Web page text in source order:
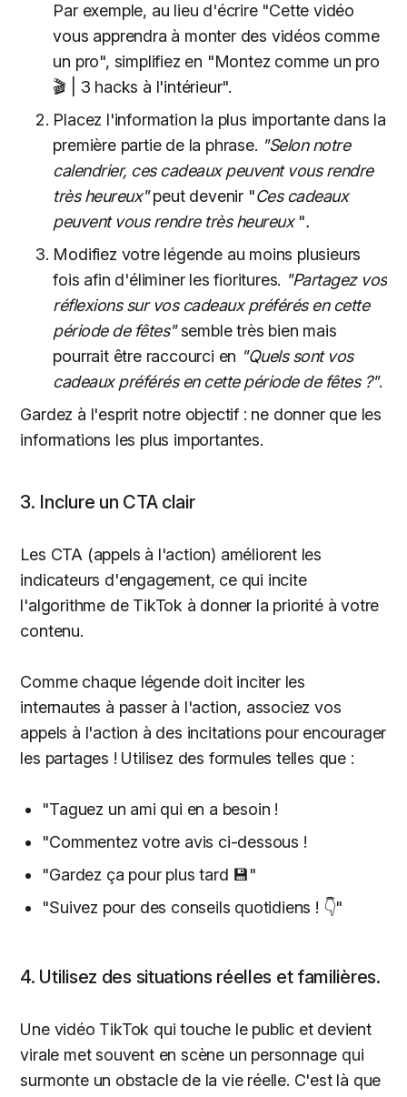
Par exemple, au lieu d'écrire "Cette vidéo
vous apprendra à monter des vidéos comme
un pro", simplifiez en "Montez comme un pro
🎬 | 3 hacks à l'intérieur".
Placez l'information la plus importante dans la
première partie de la phrase. "Selon notre
calendrier, ces cadeaux peuvent vous rendre
très heureux"peut devenir "Ces cadeaux
peuvent vous rendre très heureux".
Modifiez votre légende au moins plusieurs
fois afin d'éliminer les fioritures. "Partagez vos
réflexions sur vos cadeaux préférés en cette
période de fêtes"semble très bien mais
pourrait être raccourci en "Quels sont vos
cadeaux préférés en cette période de fêtes ?".
Gardez à l'esprit notre objectif : ne donner que les
informations les plus importantes.
3. Inclure un CTA clair
Les CTA (appels à l'action) améliorent les
indicateurs d'engagement, ce qui incite
l'algorithme de TikTok à donner la priorité à votre
contenu.
Comme chaque légende doit inciter les
internautes à passer à l'action, associez vos
appels à l'action à des incitations pour encourager
les partages ! Utilisez des formules telles que :
"Taguez un ami qui en a besoin !
"Commentez votre avis ci-dessous !
"Gardez ça pour plus tard 💾"
"Suivez pour des conseils quotidiens ! 👇"
4. Utilisez des situations réelles et familières.
Une vidéo TikTok qui touche le public et devient
virale met souvent en scène un personnage qui
surmonte un obstacle de la vie réelle. C'est là que